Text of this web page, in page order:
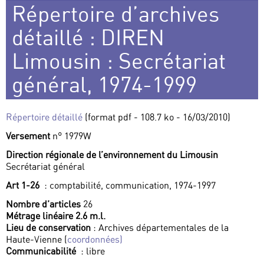
Répertoire d’archives
détaillé : DIREN
Limousin : Secrétariat
général, 1974-1999
Répertoire détaillé (format pdf - 108.7 ko - 16/03/2010)
Versement n° 1979W
Direction régionale de l’environnement du Limousin
Secrétariat général
Art 1-26 : comptabilité, communication, 1974-1997
Nombre d’articles 26
Métrage linéaire 2.6 m.l.
Lieu de conservation : Archives départementales de la
Haute-Vienne (coordonnées)
Communicabilité : libre